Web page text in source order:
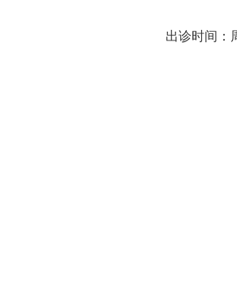
出诊时间：